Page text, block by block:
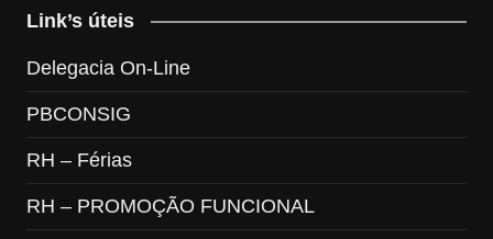
Link’s úteis
Delegacia On-Line
PBCONSIG
RH – Férias
RH – PROMOÇÃO FUNCIONAL